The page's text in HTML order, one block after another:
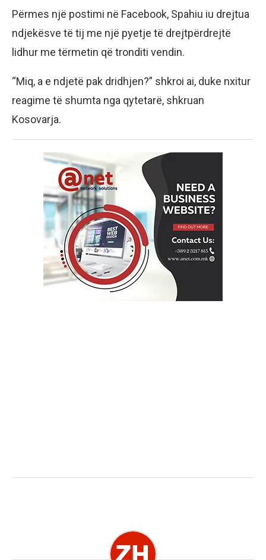
Përmes një postimi në Facebook, Spahiu iu drejtua
ndjekësve të tij me një pyetje të drejtpërdrejtë
lidhur me tërmetin që tronditi vendin.
“Miq, a e ndjetë pak dridhjen?” shkroi ai, duke nxitur
reagime të shumta nga qytetarë, shkruan
Kosovarja.